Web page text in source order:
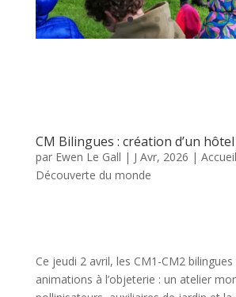
CM Bilingues : création d’un
parEwen Le Gall|J Avr, 2026|Accueil
Découverte du monde
animations à l’objeterie : un atelier
pollinisateurs, auxiliaires de jardin et la
hôtel à insecte pour l’école, avec